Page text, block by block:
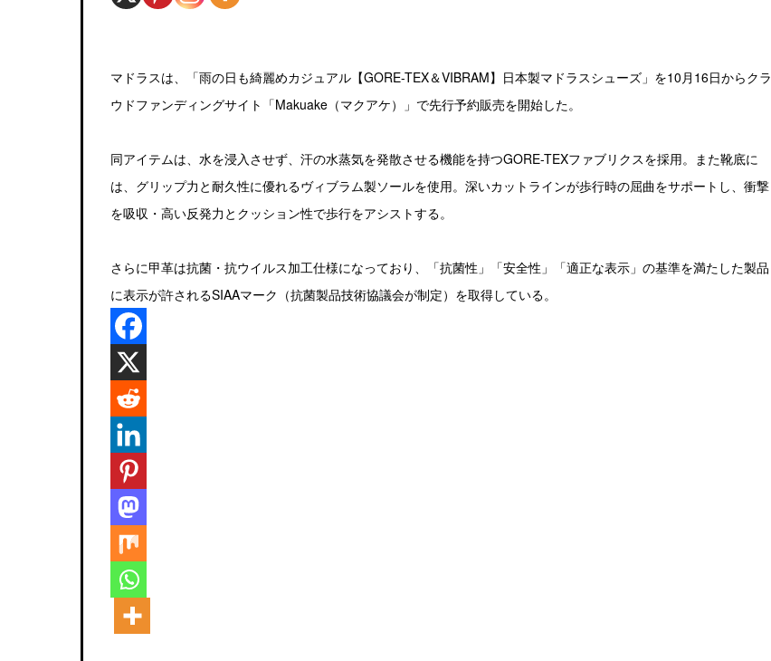
マドラスは、「雨の日も綺麗めカジュアル【GORE-TEX＆VIBRAM】日本製マドラスシューズ」を10月16日からクラ
ウドファンディングサイト「Makuake（マクアケ）」で先行予約販売を開始した。
同アイテムは、水を浸入させず、汗の水蒸気を発散させる機能を持つGORE-TEXファブリクスを採用。また靴底に
は、グリップ力と耐久性に優れるヴィブラム製ソールを使用。深いカットラインが歩行時の屈曲をサポートし、衝撃
を吸収・高い反発力とクッション性で歩行をアシストする。
さらに甲革は抗菌・抗ウイルス加工仕様になっており、「抗菌性」「安全性」「適正な表示」の基準を満たした製品
に表示が許されるSIAAマーク（抗菌製品技術協議会が制定）を取得している。